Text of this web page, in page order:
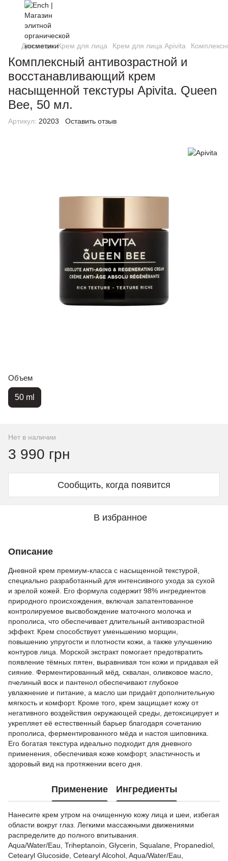
Для лица Крем для лица Крем для лица Apivita
Комплексный антивозрастной и
восстанавливающий крем
насыщенной текстуры Apivita. Queen
Bee, 50 мл.
Артикул: 20203 Оставить отзыв
Объем
50 ml
Нет в наличии
3 990 грн
Сообщить, когда появится
В избранное
Описание
Дневной крем премиум-класса с насыщенной текстурой,
специально разработанный для интенсивного ухода за сухой
и зрелой кожей. Его формула содержит 98% ингредиентов
природного происхождения, включая запатентованное
контролируемое высвобождение маточного молочка и
прополиса, что обеспечивает длительный антивозрастной
эффект. Крем способствует уменьшению морщин,
повышению упругости и плотности кожи, а также улучшению
контуров лица. Морской экстракт помогает предотвратить
появление тёмных пятен, выравнивая тон кожи и придавая ей
сияние. Ферментированный мёд, сквалан, оливковое масло,
пчелиный воск и пантенол обеспечивают глубокое
увлажнение и питание, а масло ши придаёт дополнительную
мягкость и комфорт. Кроме того, крем защищает кожу от
негативного воздействия окружающей среды, детоксицирует и
укрепляет её естественный барьер благодаря сочетанию
прополиса, ферментированного мёда и настоя шиповника.
Его богатая текстура идеально подходит для дневного
применения, обеспечивая коже комфорт, эластичность и
здоровый вид на протяжении всего дня.
Применение Ингредиенты
Нанесите крем утром на очищенную кожу лица и шеи, избегая
области вокруг глаз. Легкими массажными движениями
распределите до полного впитывания.
Aqua/Water/Eau, Triheptanoin, Glycerin, Squalane, Propanediol,
Cetearyl Glucoside, Cetearyl Alcohol, Aqua/Water/Eau,